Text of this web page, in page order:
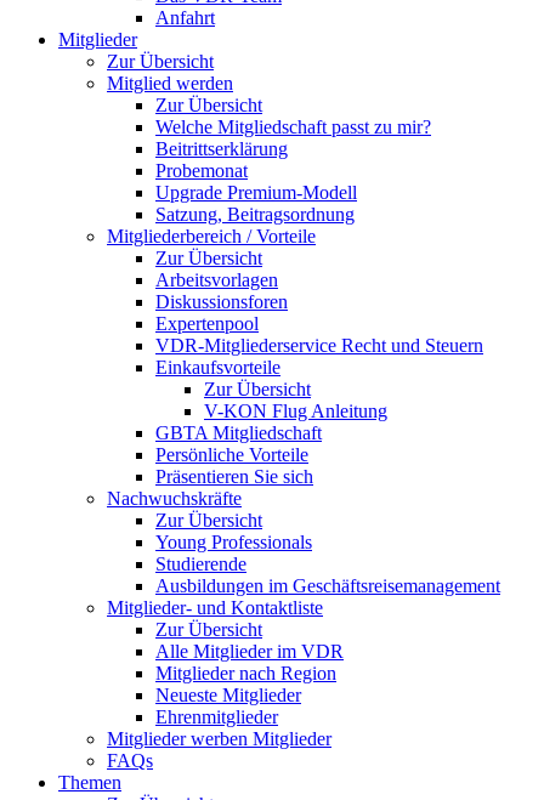
Anfahrt
Mitglieder
Zur Übersicht
Mitglied werden
Zur Übersicht
Welche Mitgliedschaft passt zu mir?
Beitrittserklärung
Probemonat
Upgrade Premium-Modell
Satzung, Beitragsordnung
Mitgliederbereich / Vorteile
Zur Übersicht
Arbeitsvorlagen
Diskussionsforen
Expertenpool
VDR-Mitgliederservice Recht und Steuern
Einkaufsvorteile
Zur Übersicht
V-KON Flug Anleitung
GBTA Mitgliedschaft
Persönliche Vorteile
Präsentieren Sie sich
Nachwuchskräfte
Zur Übersicht
Young Professionals
Studierende
Ausbildungen im Geschäftsreisemanagement
Mitglieder- und Kontaktliste
Zur Übersicht
Alle Mitglieder im VDR
Mitglieder nach Region
Neueste Mitglieder
Ehrenmitglieder
Mitglieder werben Mitglieder
FAQs
Themen